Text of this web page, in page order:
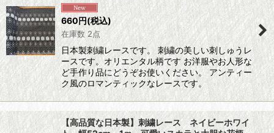
660円(税込)
在庫数 2点
日本製刺繍レースです。 刺繍の美しい刺しゅうレ
ースです。オリエンタル柄です お洋服やお人形な
ど手作り品にどうぞお使いください。 アンティー
ク風のロマンティックなレースです。
【高品質な日本製】刺繍レース ネイビーホワイ